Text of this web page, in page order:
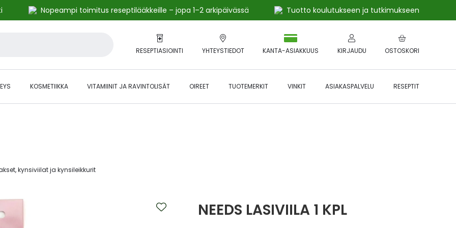
Nopeampi toimitus reseptilääkkeille – jopa 1–2 arkipäivässä
Tuotto koulutukseen ja tutkimukseen
RESEPTIASIOINTI YHTEYSTIEDOT OSTOSKORI
KANTA-ASIAKKUUS KIRJAUDU
KOSMETIIKKA VITAMIINIT JA RAVINTOLISÄT OIREET TUOTEMERKIT VINKIT ASIAKASPALVELU RESEPTIT
kynsiviilat ja kynsileikkurit‎
NEEDS LASIVIILA 1 KPL